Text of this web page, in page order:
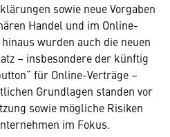
sowie neue Vorgaben
Handel und im Online-
wurden auch die neuen
– insbesondere der künftig
für Online-Verträge –
Grundlagen standen vor
sowie mögliche Risiken
im Fokus.
Zustimmung
gerne einen externen
benötigen wir allerdings
Browser
Daten zu Geräten
mit US-